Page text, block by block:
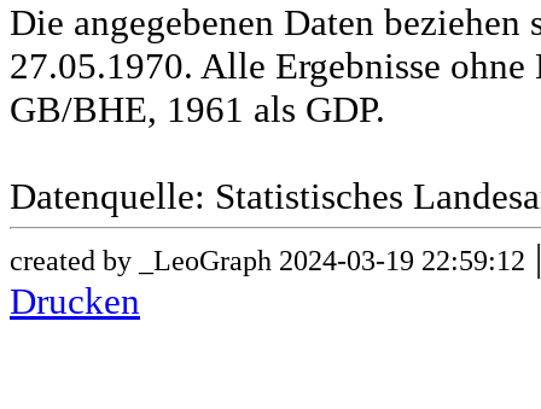
Die angegebenen Daten
27.05.1970. Alle Ergebnisse
GB/BHE, 1961 als GDP.
Datenquelle: Statistisches
created by _LeoGraph 2024-03-19 22:59:12
Drucken